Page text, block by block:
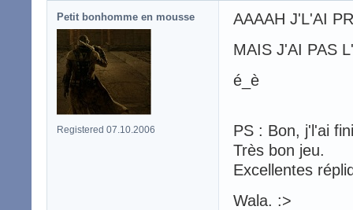
Petit bonhomme en mousse
Registered 07.10.2006
AAAAH J'L'AI
MAIS J'AI PAS
é_è
PS : Bon, j'l'ai
Très bon jeu.
Excellentes
Wala. :>